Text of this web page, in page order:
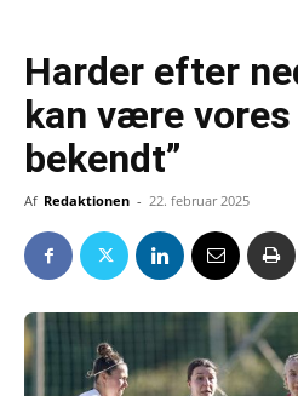
Harder efter
kan være
bekendt”
Af Redaktionen - 22. februar 2025